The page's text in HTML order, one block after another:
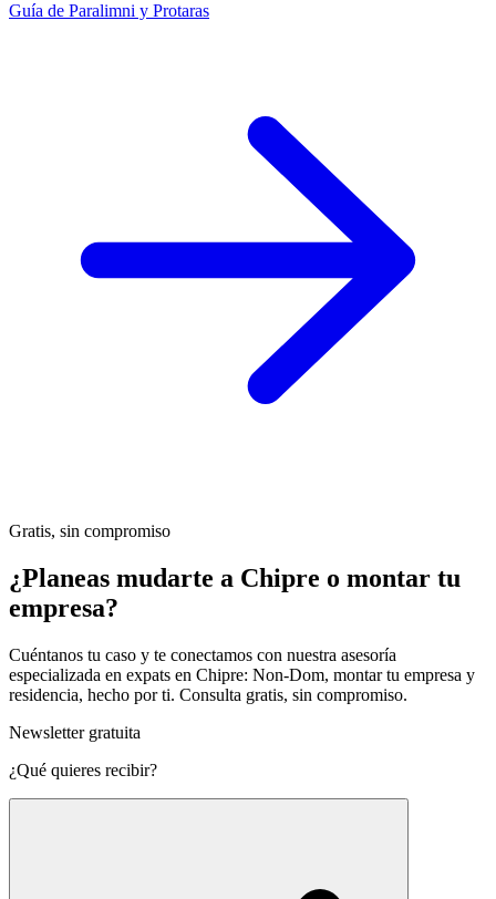
Guía de Paralimni y Protaras
Gratis, sin compromiso
¿Planeas mudarte a Chipre o montar tu
empresa?
Cuéntanos tu caso y te conectamos con nuestra asesoría
especializada en expats en Chipre: Non-Dom, montar tu empresa y
residencia, hecho por ti. Consulta gratis, sin compromiso.
Newsletter gratuita
¿Qué quieres recibir?